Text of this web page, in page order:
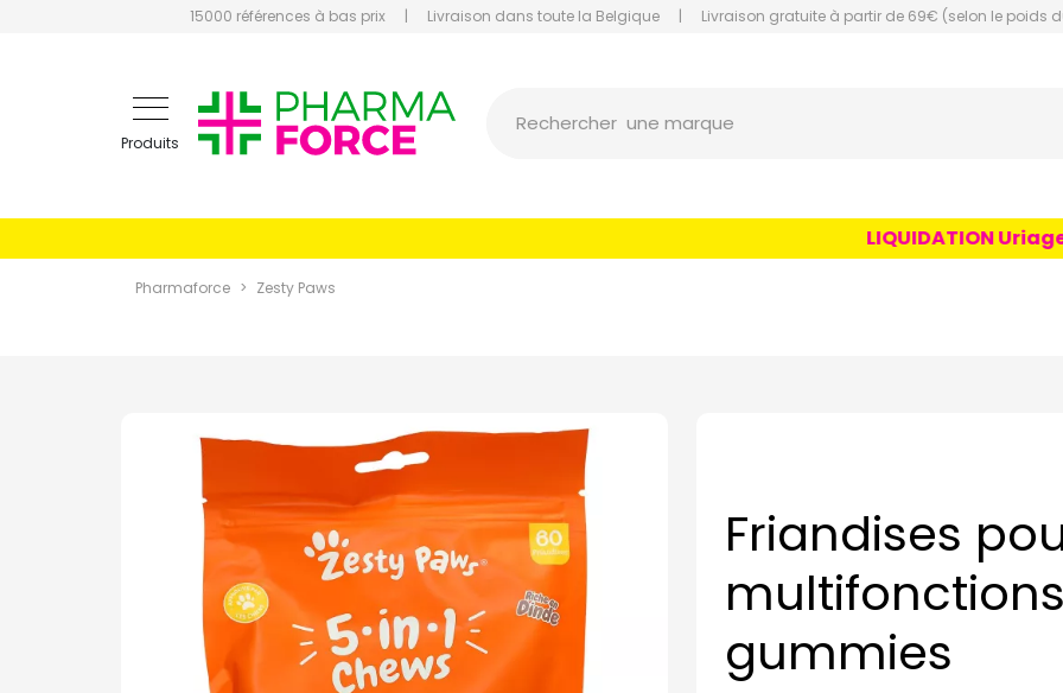
15000 références à bas prix | Livraison dans toute la Belgique | Livraison gratuite à partir de 69€ (selon le poids
Produits
Rechercher
LIQUIDATION Uriage
Pharmaforce Zesty Paws
Friandises
gummies